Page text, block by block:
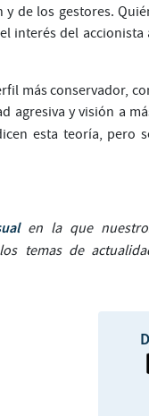
de los gestores.
interés del accionista
más conservador,
agresiva y visión a
esta teoría, pero
en la que
temas de